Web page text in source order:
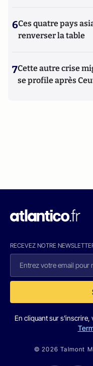
6Ces quatre pays
renverser la table
7Cette autre crise
se profile après
RECEVEZ NOTRE
En cliquant sur s'inscrire,
© 2026 Talmont